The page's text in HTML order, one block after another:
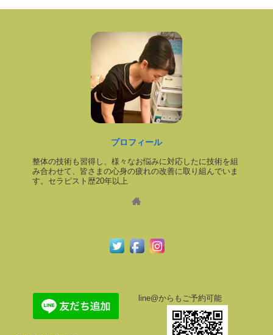
プロフィール
整体の技術も習得し、様々なお悩みに対応したに技術を組
み合わせて、皆さまの心身の疲れの改善に取り組んでいま
す。セラピスト歴20年以上
line@からもご予約可能